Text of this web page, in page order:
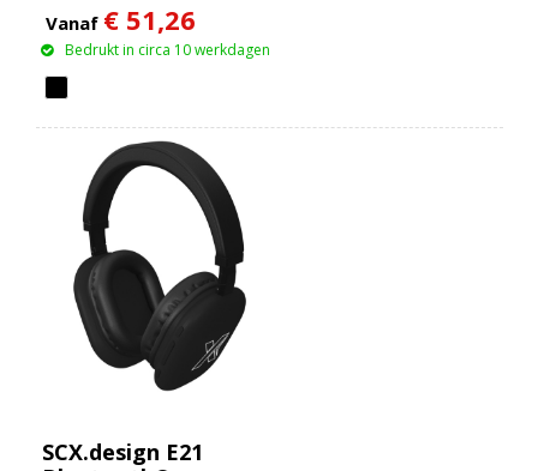
Vanaf € 51,26
Bedrukt in circa 10 werkdagen
SCX.design E21